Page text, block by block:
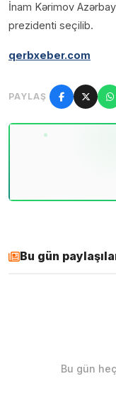
İnam Kərimov
prezidenti seçilib.
qerbxeber.com
PAYLAŞ
Bu gün
Bu gün